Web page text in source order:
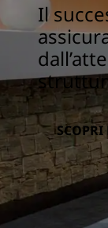
Il